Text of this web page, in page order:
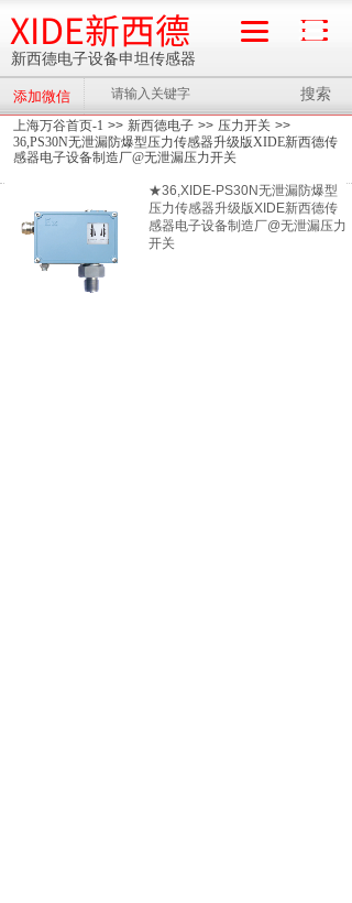
上海万谷首页-1 >> 新西德电子 >> 压力开关 >>
36,PS30N无泄漏防爆型压力传感器升级版XIDE新西德传
感器电子设备制造厂@无泄漏压力开关
★36,XIDE-PS30N无泄漏防爆型
压力传感器升级版XIDE新西德传
感器电子设备制造厂@无泄漏压力
开关
搜索
添加微信
新西德电子设备申坦传感器
XIDE新西德